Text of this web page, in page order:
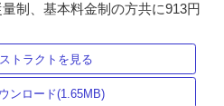
制、基本料金制の方共に913円
トラクトを見る
ンロード(1.65MB)